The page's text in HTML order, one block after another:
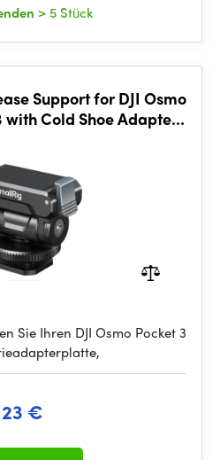
> 5 Stück
Support for DJI Osmo
Cold Shoe Adapter
Sie Ihren DJI Osmo Pocket 3
23 €